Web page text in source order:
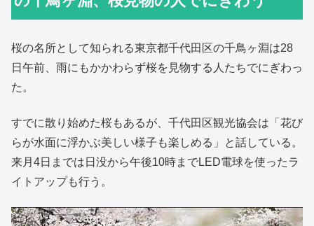
桜の名所として知られる東京都千代田区の千鳥ヶ淵は28
日午前、雨にもかかわらず桜を見物する人たちでにぎわっ
た。
すでに散り始めた桜もあるが、千代田区観光協会は「花び
らが水面に浮かぶ美しい様子も楽しめる」と話している。
来月4日までは日没から午後10時までLED電球を使ったラ
イトアップも行う。